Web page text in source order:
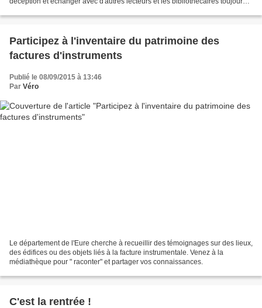
Participez à l'inventaire du patrimoine des
factures d'instruments
Publié le 08/09/2015 à 13:46
Par Véro
Le département de l'Eure cherche à recueillir des témoignages sur des lieux,
des édifices ou des objets liés à la facture instrumentale. Venez à la
médiathèque pour " raconter" et partager vos connaissances.
C'est la rentrée !